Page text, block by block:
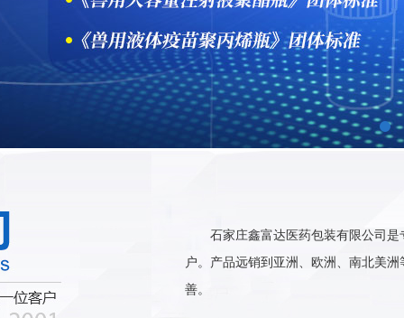
石家庄鑫富达医药包装有限公司
户。产品远销到亚洲、欧洲、南北美
善。